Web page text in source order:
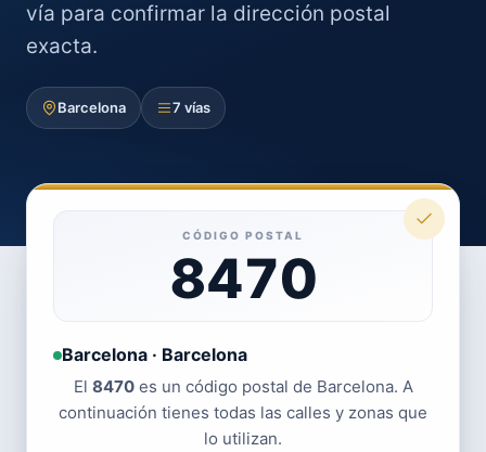
vía para confirmar la dirección postal
exacta.
Barcelona 7 vías
CÓDIGO POSTAL
8470
Barcelona · Barcelona
El 8470es un código postal de Barcelona. A
continuación tienes todas las calles y zonas que
lo utilizan.